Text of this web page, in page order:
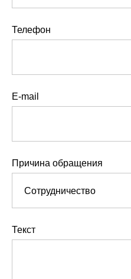
Телефон
E-mail
Причина обращения
Текст